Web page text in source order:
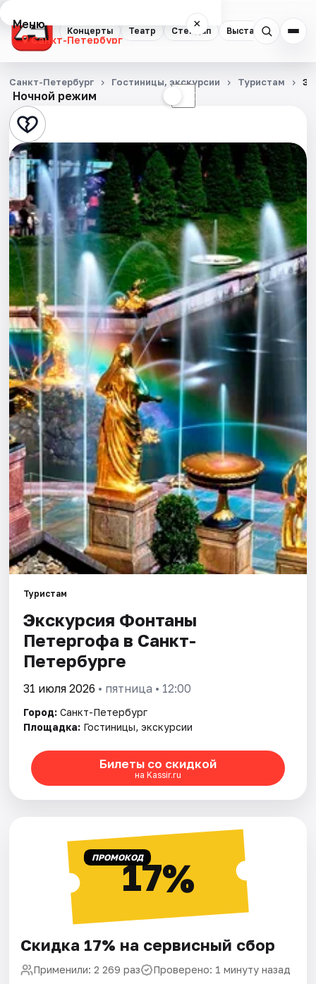
Концерты Театр Стендап Выставки
Меню ×
Санкт-Петербург
Концерты
Театр
Стендап
Выставки
Квесты
Экскурсии
Спорт
События
Города
Площадки
Артисты
Рейтинги
Ночной режим ☾
Санкт-Петербург Гостиницы, экскурсии Туристам
Туристам
Экскурсия Фонтаны
Петергофа в Санкт-
Петербурге
31 июля 2026 • пятница • 12:00
Город: Санкт-Петербург
Площадка: Гостиницы, экскурсии
Билеты со скидкой
на Kassir.ru
ПРОМОКОД17%
Скидка 17% на сервисный сбор
Применили: 2 269 раз Проверено: 1 минуту назад